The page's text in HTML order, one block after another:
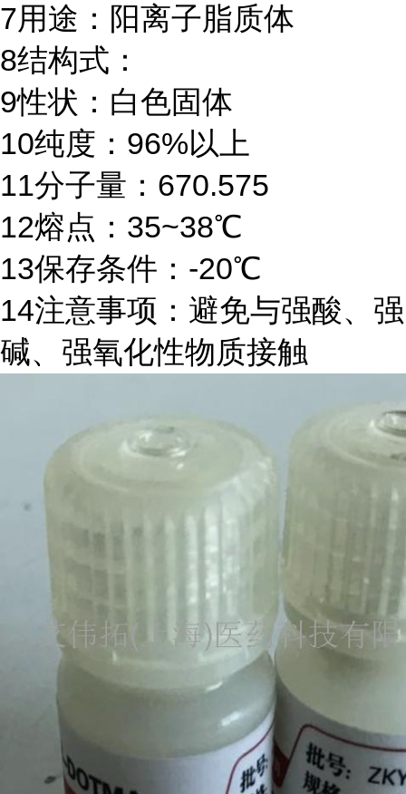
7用途：阳离子脂质体
8结构式：
9性状：白色固体
10纯度：96%以上
11分子量：670.575
12熔点：35~38℃
13保存条件：-20℃
14注意事项：避免与强酸、强
碱、强氧化性物质接触